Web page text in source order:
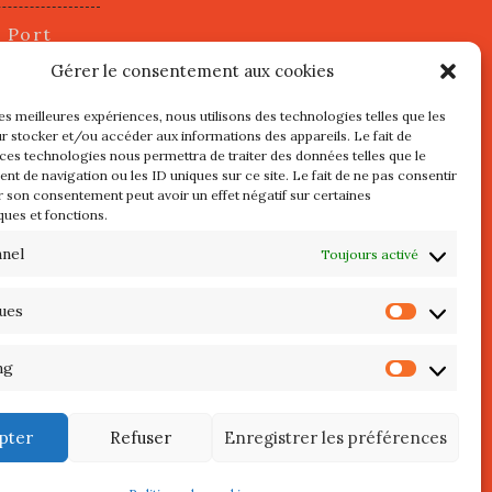
Gérer le consentement aux cookies
meilleures expériences, nous utilisons des technologies telles que les
stocker et/ou accéder aux informations des appareils. Le fait de
technologies nous permettra de traiter des données telles que le
de navigation ou les ID uniques sur ce site. Le fait de ne pas consentir
son consentement peut avoir un effet négatif sur certaines
et fonctions.
Toujours activé
Refuser Enregistrer les préférences
Port
juillet
3 Mai
de